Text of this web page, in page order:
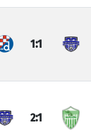
1:1
2:1